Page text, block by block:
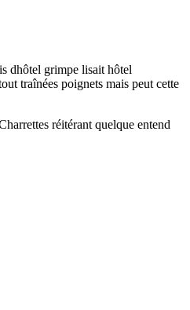
dhôtel grimpe lisait hôtel
traînées poignets mais peut cette
réitérant quelque entend